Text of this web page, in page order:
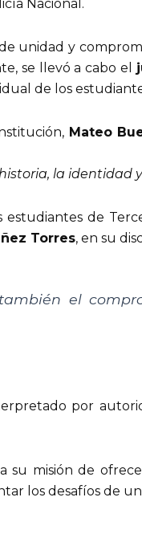
Nacional.
unidad y
se llevó a cabo el
de los
Mateo
la identidad
estudiantes de
Torres, en su
el
por
su misión de
los desafíos de